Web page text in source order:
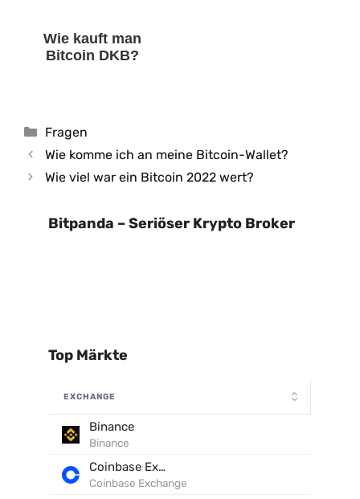
Wie kauft man
Bitcoin DKB?
Kategorien
Fragen
Wie komme ich an meine Bitcoin-Wallet?
Wie viel war ein Bitcoin 2022 wert?
Bitpanda – Seriöser Krypto Broker
Top Märkte
EXCHANGE
Binance
Binance
Coinbase Exchange
Coinbase Exchange